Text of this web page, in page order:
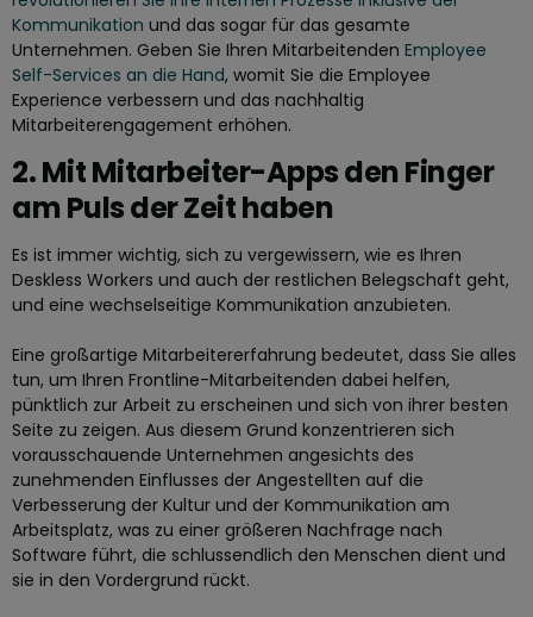
Kommunikation und das sogar für das gesamte
Unternehmen. Geben Sie Ihren Mitarbeitenden Employee
Self-Services an die Hand, womit Sie die Employee
Experience verbessern und das nachhaltig
Mitarbeiterengagement erhöhen.
2. Mit Mitarbeiter-Apps den Finger
am Puls der Zeit haben
Es ist immer wichtig, sich zu vergewissern, wie es Ihren
Deskless Workers und auch der restlichen Belegschaft geht,
und eine wechselseitige Kommunikation anzubieten.
Eine großartige Mitarbeitererfahrung bedeutet, dass Sie alles
tun, um Ihren Frontline-Mitarbeitenden dabei helfen,
pünktlich zur Arbeit zu erscheinen und sich von ihrer besten
Seite zu zeigen. Aus diesem Grund konzentrieren sich
vorausschauende Unternehmen angesichts des
zunehmenden Einflusses der Angestellten auf die
Verbesserung der Kultur und der Kommunikation am
Arbeitsplatz, was zu einer größeren Nachfrage nach
Software führt, die schlussendlich den Menschen dient und
sie in den Vordergrund rückt.